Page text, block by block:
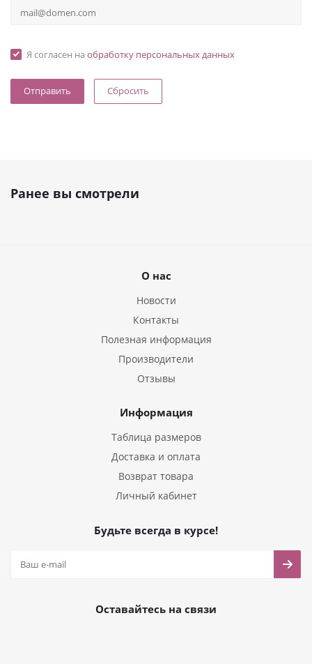
Я согласен на обработку персональных данных
Сбросить
Ранее вы смотрели
О нас
Новости
Контакты
Полезная информация
Производители
Отзывы
Информация
Таблица размеров
Доставка и оплата
Возврат товара
Личный кабинет
Будьте всегда в курсе!
Оставайтесь на связи